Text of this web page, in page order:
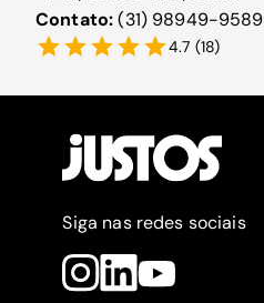
Contato:(31) 98949-9589
4.7 (18)
Siga nas redes sociais